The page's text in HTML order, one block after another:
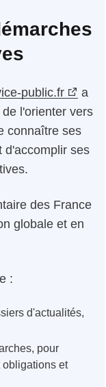
public.fr
a
l'orienter vers
connaître ses
d'accomplir ses
des France
globale et en
:
d'actualités,
pour
obligations et